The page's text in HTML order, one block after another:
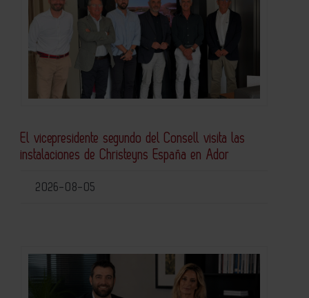
El vicepresidente segundo del Consell visita las
instalaciones de Christeyns España en Ador
2026-08-05